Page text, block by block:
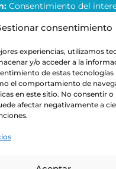
consentimiento
experiencias, utilizamos
y/o acceder a la
de estas
el comportamiento de
en este sitio. No consentir o
afectar negativamente a
Consentimiento del
no se cederán datos a
derecho a acceder
así como otros
la información adicional
Datos personales en el